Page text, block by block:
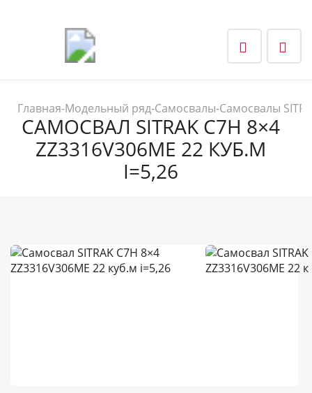
Главная-Модельный ряд-Самосвалы-Самосвалы
САМОСВАЛ SITRAK C7H 8×4
ZZ3316V306ME 22 КУБ.М
I=5,26